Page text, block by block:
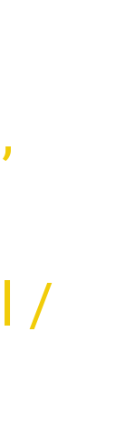
,
/